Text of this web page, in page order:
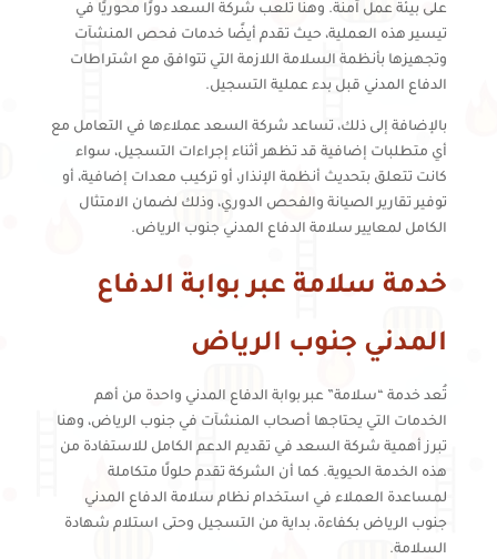
على بيئة عمل آمنة. وهنا تلعب شركة السعد دورًا محوريًا في
تيسير هذه العملية، حيث تقدم أيضًا خدمات فحص المنشآت
وتجهيزها بأنظمة السلامة اللازمة التي تتوافق مع اشتراطات
الدفاع المدني قبل بدء عملية التسجيل.
بالإضافة إلى ذلك، تساعد شركة السعد عملاءها في التعامل مع
أي متطلبات إضافية قد تظهر أثناء إجراءات التسجيل، سواء
كانت تتعلق بتحديث أنظمة الإنذار، أو تركيب معدات إضافية، أو
توفير تقارير الصيانة والفحص الدوري، وذلك لضمان الامتثال
الكامل لمعايير سلامة الدفاع المدني جنوب الرياض.
خدمة سلامة عبر بوابة الدفاع
المدني جنوب الرياض
تُعد خدمة “سلامة” عبر بوابة الدفاع المدني واحدة من أهم
الخدمات التي يحتاجها أصحاب المنشآت في جنوب الرياض، وهنا
تبرز أهمية شركة السعد في تقديم الدعم الكامل للاستفادة من
هذه الخدمة الحيوية. كما أن الشركة تقدم حلولًا متكاملة
لمساعدة العملاء في استخدام نظام سلامة الدفاع المدني
جنوب الرياض بكفاءة، بداية من التسجيل وحتى استلام شهادة
السلامة.